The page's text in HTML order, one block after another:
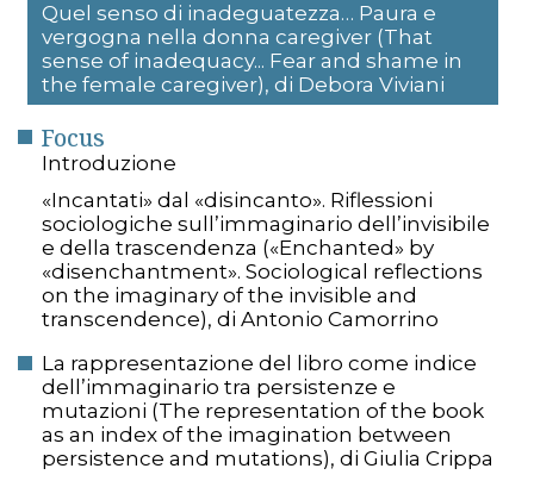
Quel senso di inadeguatezza… Paura e
vergogna nella donna caregiver (That
sense of inadequacy... Fear and shame in
the female caregiver), di Debora Viviani
Focus
Introduzione
«Incantati» dal «disincanto». Riflessioni
sociologiche sull’immaginario dell’invisibile
e della trascendenza («Enchanted» by
«disenchantment». Sociological reflections
on the imaginary of the invisible and
transcendence), di Antonio Camorrino
La rappresentazione del libro come indice
dell’immaginario tra persistenze e
mutazioni (The representation of the book
as an index of the imagination between
persistence and mutations), di Giulia Crippa